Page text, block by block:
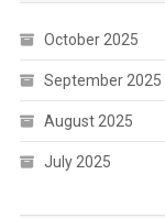
October 2025
September 2025
August 2025
July 2025